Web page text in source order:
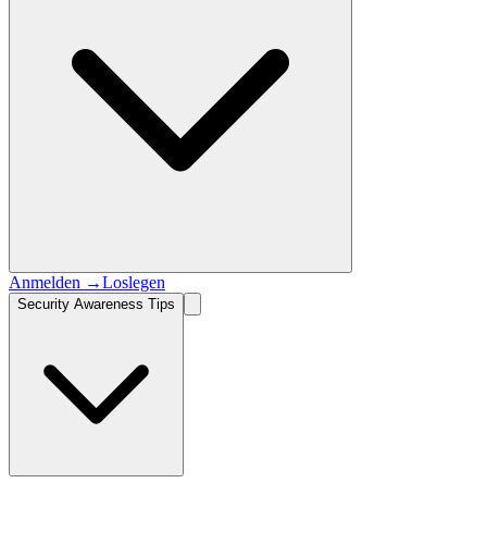
Anmelden →Loslegen
Security Awareness Tips